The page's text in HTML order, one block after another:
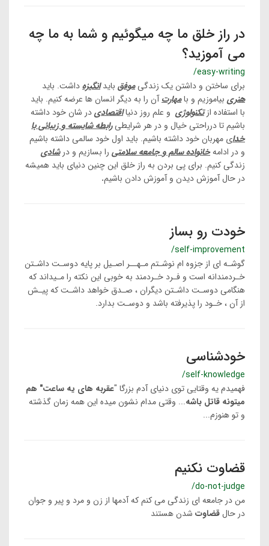
در راز خلق ما چه میگوئیم و شما به ما چه
می آموزید؟
/easy-writing
برای ساختن و داشتن یک زندگیموفق بایدانگیزهداشت. باید
هنریبیاموزیم و بامهارتآن را به دیگر انسان ها عرضه کنیم. باید
با استفاده ازتکنولوژی و علم روز دنیااقتصادیدر شان خود داشته
باشیم تا درراحتی خیال و در هر شرایطیرابطه شایسته و زیبائی با
خدای مهربان خود داشته باشیم. باید اول خود سالمی داشته باشیم
و در ادامهخانواده سالم و جامعه سلامتی را بسازیم و درشادی
زندگی کنیم. برای پی بردن به راز خلق این چنین دنیای باید همیشه
در حال آموزش دیدن و آموزش دادن باشیم.
خودت رو بساز
/self-improvement
گوشـه ای از جزوه ام نوشـتم مـهــر اصـیل بر پایه دوسـت داشـتن
خـردمندانه است و فـرد خـردمند به خوبی این نکته را مـیداند که
هنگامی دوسـت داشـتن دیگران ، صـدق خواهد داشـت که پیـش
از آن ، خـود را پذیرفته باشد و دوسـت بدارد.
خودشناسی
/self-knowledge
فهمیدم یه وقتایی توی دنیای آدم بزرگا "عقربه های یه ساعت" هم
میتونه قاتل باشه... وقتی مدام نشون میده این همه زمان گذشته
و تو هنوزم...
قضاوت نکنیم
/do-not-judge
من در جامعه ای زندگی می کنم که آدمها از زن و مرد و پیر و جوان
در حالقضاوت شدن هستند